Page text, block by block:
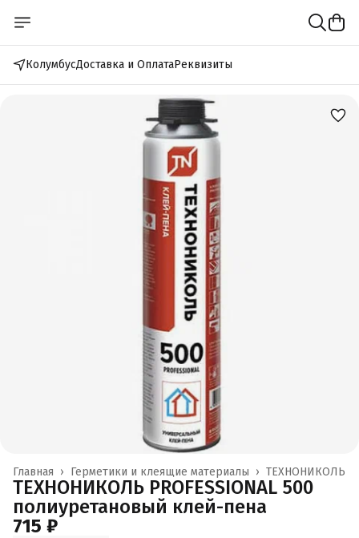
КолумбусДоставка и ОплатаРеквизиты
ТЕХНОНИКОЛЬ
Герметики и клеящие материалы ›
Главная ›
ТЕХНОНИКОЛЬ PROFESSIONAL 500
полиуретановый клей-пена
715 ₽